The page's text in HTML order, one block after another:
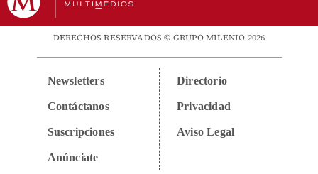
DERECHOS RESERVADOS © GRUPO MILENIO 2026
Newsletters
Contáctanos
Suscripciones
Anúnciate
Directorio
Privacidad
Aviso Legal